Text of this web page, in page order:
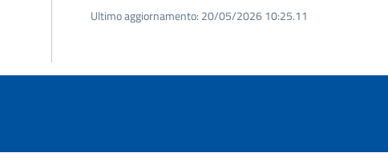
Ultimo aggiornamento: 20/05/2026 10:25.11